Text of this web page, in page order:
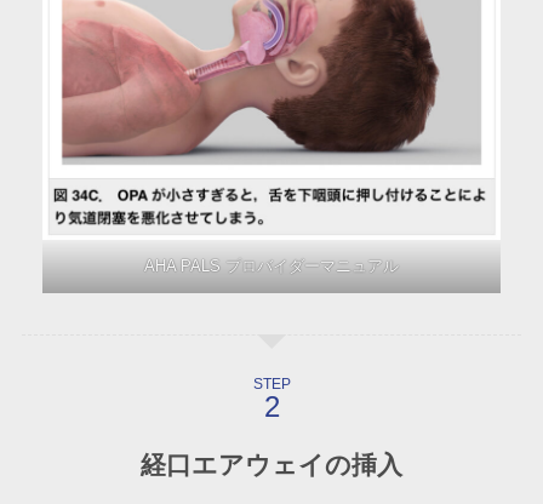
AHA PALS プロバイダーマニュアル
STEP
経口エアウェイの挿入